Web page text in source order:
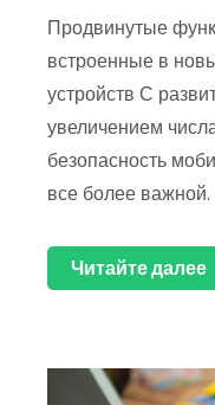
Продвинутые
встроенные в
устройств С
увеличением
безопасность
все более важной.
Читайте далее